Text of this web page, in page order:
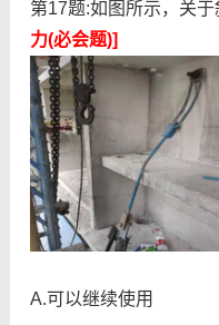
第17题:如图所示，关
力(必会题)]
A.可以继续使用